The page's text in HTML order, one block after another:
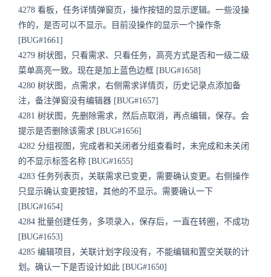
4278 看板，任务详情弹窗页，操作按钮的显示逻辑。一些没操
作的，是否可以不显示。目前没操作的显示一个操作条
[BUG#1661]
4279 树状图，只看需求、只看任务，高亮方式是否和一级二级
菜单高亮一致。现在是加上蓝色边框 [BUG#1658]
4280 树状图，点需求，右侧需求详情页，历史记录点添加备
注，备注弹窗没有编辑器 [BUG#1657]
4281 树状图，先删除需求，然后点取消，再点编辑，保存。会
提示是否删除该需求 [BUG#1656]
4282 分组视图，完成者和关闭者分组查看时，未完成和未关闭
的不显示标签名称 [BUG#1655]
4283 任务列表页，关联需求已变更，需要确认变更。右侧操作
只显示确认变更按钮，其他的不显示。需要确认一下
[BUG#1654]
4284 批量创建任务，多项录入，保存后，一直在转圈，不成功
[BUG#1653]
4285 编辑项目，关联计划字段没有，不能编辑和置空关联的计
划。确认一下是否设计如此 [BUG#1650]